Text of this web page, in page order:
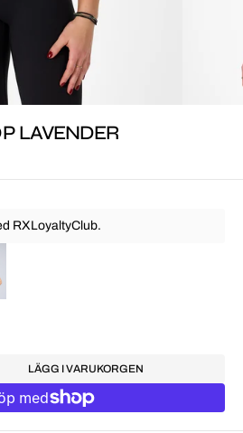
LAVENDER
RXLoyaltyClub.
LÄGG I VARUKORGEN